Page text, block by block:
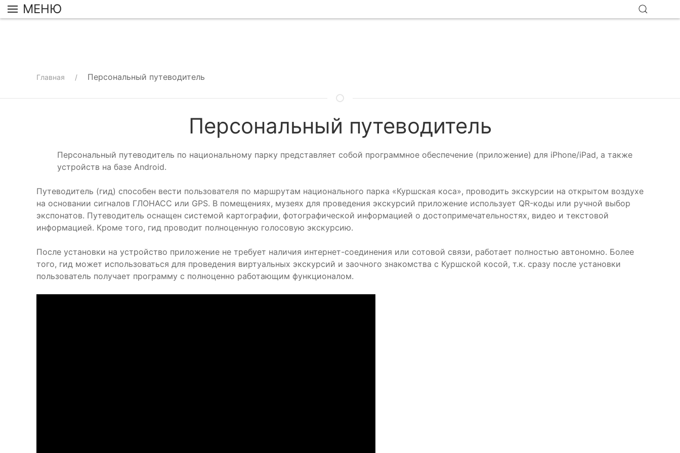
МЕНЮ
Главная Персональный путеводитель
Персональный путеводитель
Персональный путеводитель по национальному парку представляет собой программное обеспечение (приложение) для iPhone/iPad, а также
устройств на базе Android.
Путеводитель (гид) способен вести пользователя по маршрутам национального парка «Куршская коса», проводить экскурсии на открытом воздухе
на основании сигналов ГЛОНАСС или GPS. В помещениях, музеях для проведения экскурсий приложение использует QR-коды или ручной выбор
экспонатов. Путеводитель оснащен системой картографии, фотографической информацией о достопримечательностях, видео и текстовой
информацией. Кроме того, гид проводит полноценную голосовую экскурсию.
После установки на устройство приложение не требует наличия интернет-соединения или сотовой связи, работает полностью автономно. Более
того, гид может использоваться для проведения виртуальных экскурсий и заочного знакомства с Куршской косой, т.к. сразу после установки
пользователь получает программу с полноценно работающим функционалом.